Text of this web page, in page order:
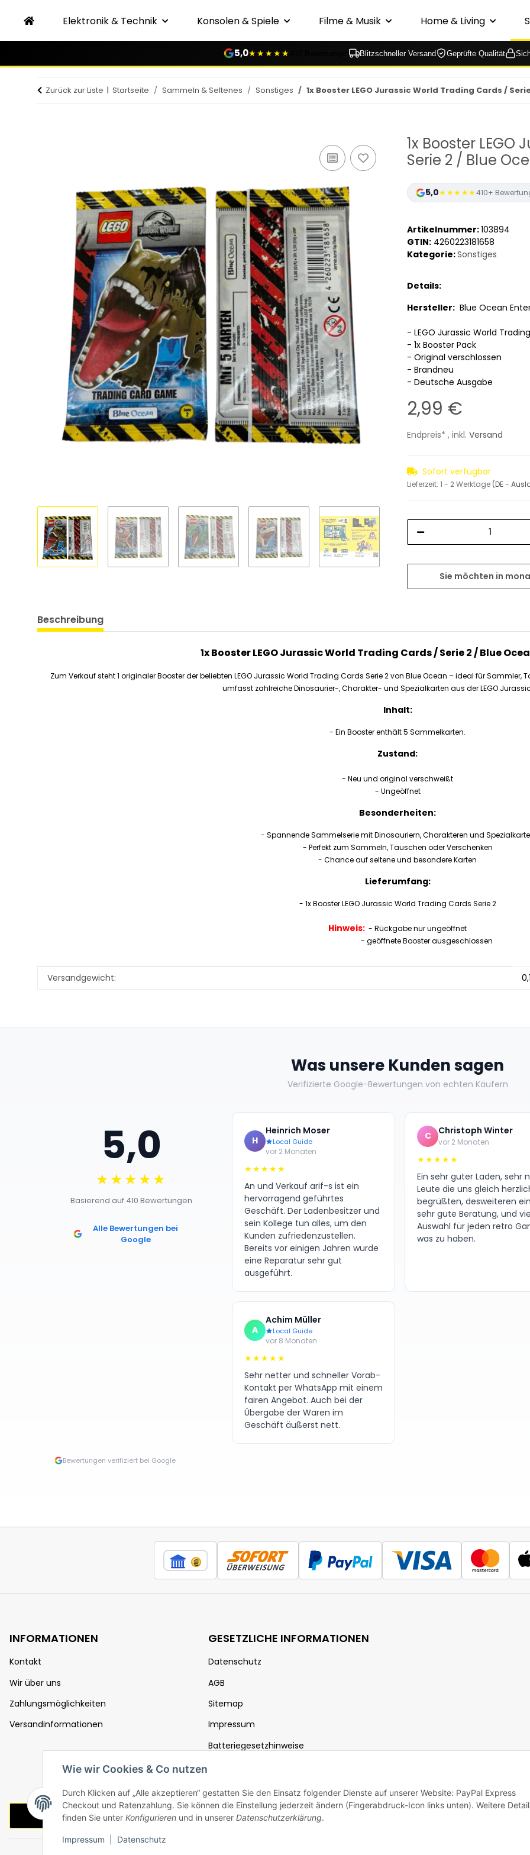
Wie wir Cookies & Co nutzen
Durch Klicken auf „Alle akzeptieren“ gestatten Sie den Einsatz folgender Dienste auf unserer Website: PayPal Express
Checkout und Ratenzahlung. Sie können die Einstellung jederzeit ändern (Fingerabdruck-Icon links unten). Weitere
finden Sie unter Konfigurieren und in unserer Datenschutzerklärung.
Impressum Datenschutz
Elektronik & Technik Konsolen & Spiele Filme & Musik Home & Living
5,0★★★★★ Blitzschneller Versand Geprüfte Qualität
Zurück zur Liste Startseite Sammeln & Seltenes Sonstiges 1x Booster LEGO Jurassic World Trading Cards /
1x Booster
Serie 2 / Blue
5,0★★★★★410+
Artikelnummer:103894
GTIN: 4260223181658
Kategorie:Sonstiges
Details:
Hersteller: Blue Ocean
- LEGO Jurassic World
- 1x Booster Pack
- Original verschlossen
- Brandneu
- Deutsche Ausgabe
2,99 €
Endpreis* , inkl. Versand
Sofort verfügbar
Lieferzeit: 1 - 2 Werktage (DE -
Sie möchten in
Beschreibung
1x Booster LEGO Jurassic World Trading Cards / Serie 2 / Blue
Zum Verkauf steht 1 originaler Booster der beliebten LEGO Jurassic World Trading Cards Serie 2 von Blue Ocean – ideal für Sammler,
umfasst zahlreiche Dinosaurier-, Charakter- und Spezialkarten aus der LEGO
Inhalt:
- Ein Booster enthält 5 Sammelkarten.
Zustand:
- Neu und original verschweißt
- Ungeöffnet
Besonderheiten:
- Spannende Sammelserie mit Dinosauriern, Charakteren und
- Perfekt zum Sammeln, Tauschen oder Verschenken
- Chance auf seltene und besondere Karten
Lieferumfang:
- 1x Booster LEGO Jurassic World Trading Cards Serie 2
Hinweis: - Rückgabe nur ungeöffnet
- geöffnete Booster ausgeschlossen
Produkteigenschaft
Wert
Versandgewicht:
Was unsere Kunden sagen
Verifizierte Google-Bewertungen von echten Käufern
5,0
★★★★★
Basierend auf 410 Bewertungen
Alle Bewertungen bei
Google
H
Heinrich Moser
Local Guide
vor 2 Monaten
★★★★★
An und Verkauf arif-s ist ein
hervorragend geführtes
Geschäft. Der Ladenbesitzer und
sein Kollege tun alles, um den
Kunden zufriedenzustellen.
Bereits vor einigen Jahren wurde
eine Reparatur sehr gut
ausgeführt.
C Christoph Winter
vor 2 Monaten
★★★★★
Ein sehr guter Laden, sehr
Leute die uns gleich
begrüßten, desweiteren
sehr gute Beratung, und
Auswahl für jeden retro
was zu haben.
A
Achim Müller
Local Guide
vor 8 Monaten
★★★★★
Sehr netter und schneller Vorab-
Kontakt per WhatsApp mit einem
fairen Angebot. Auch bei der
Übergabe der Waren im
Geschäft äußerst nett.
Bewertungen verifiziert bei Google
INFORMATIONEN
Kontakt
Wir über uns
Zahlungsmöglichkeiten
Versandinformationen
GESETZLICHE INFORMATIONEN
Datenschutz
AGB
Sitemap
Impressum
Batteriegesetzhinweise
Vertrag widerrufen